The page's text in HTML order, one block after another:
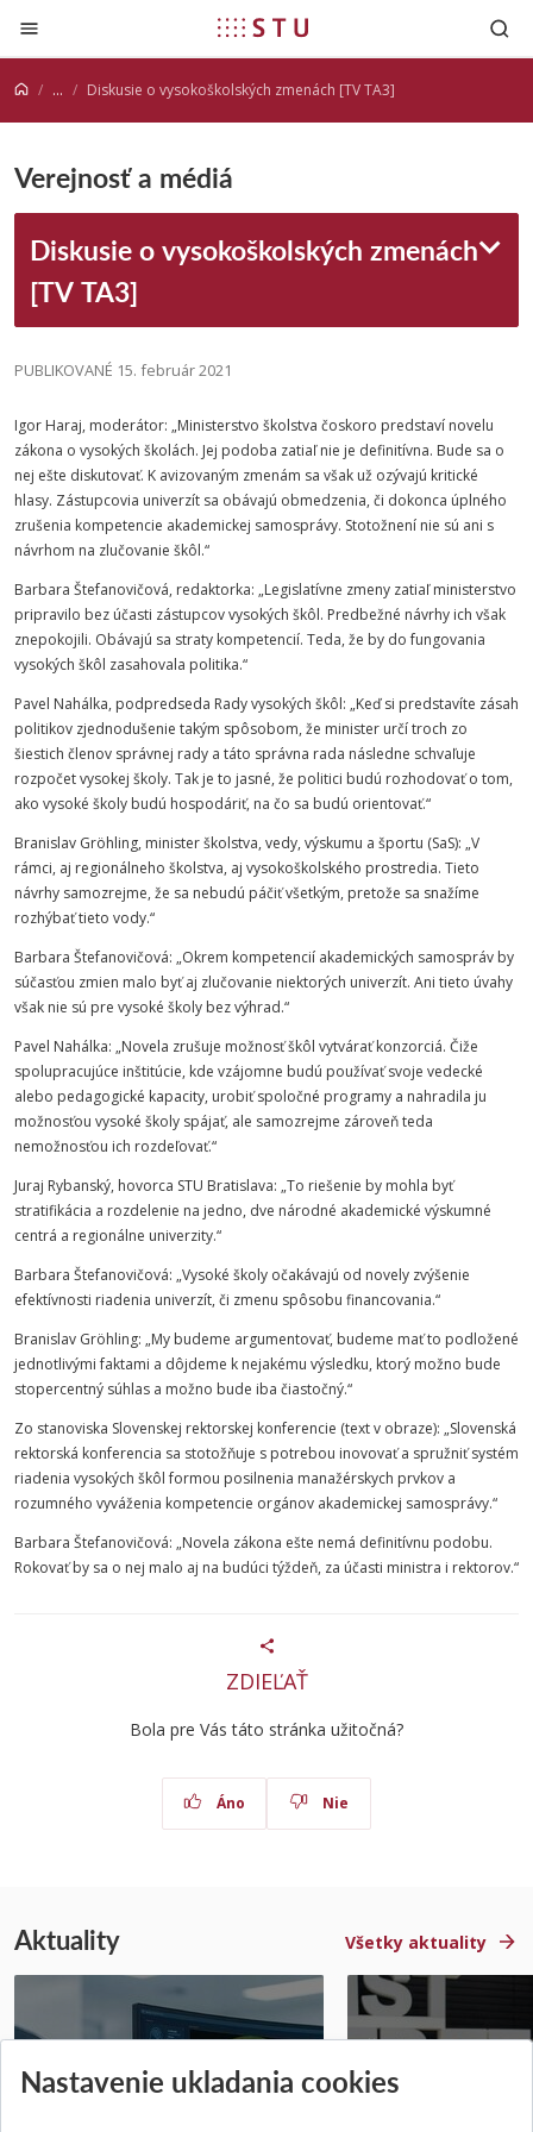
Prejsť na obsah
... Diskusie o vysokoškolských zmenách [TV TA3]
Verejnosť a médiá
Diskusie o vysokoškolských zmenách
[TV TA3]
PUBLIKOVANÉ 15. február 2021
Igor Haraj, moderátor: „Ministerstvo školstva čoskoro predstaví novelu
zákona o vysokých školách. Jej podoba zatiaľ nie je definitívna. Bude sa o
nej ešte diskutovať. K avizovaným zmenám sa však už ozývajú kritické
hlasy. Zástupcovia univerzít sa obávajú obmedzenia, či dokonca úplného
zrušenia kompetencie akademickej samosprávy. Stotožnení nie sú ani s
návrhom na zlučovanie škôl.“
Barbara Štefanovičová, redaktorka: „Legislatívne zmeny zatiaľ ministerstvo
pripravilo bez účasti zástupcov vysokých škôl. Predbežné návrhy ich však
znepokojili. Obávajú sa straty kompetencií. Teda, že by do fungovania
vysokých škôl zasahovala politika.“
Pavel Nahálka, podpredseda Rady vysokých škôl: „Keď si predstavíte zásah
politikov zjednodušenie takým spôsobom, že minister určí troch zo
šiestich členov správnej rady a táto správna rada následne schvaľuje
rozpočet vysokej školy. Tak je to jasné, že politici budú rozhodovať o tom,
ako vysoké školy budú hospodáriť, na čo sa budú orientovať.“
Branislav Gröhling, ministerškolstva, vedy, výskumu a športu (SaS): „V
rámci, aj regionálneho školstva, aj vysokoškolského prostredia. Tieto
návrhy samozrejme, že sa nebudú páčiť všetkým, pretože sa snažíme
rozhýbať tieto vody.“
Barbara Štefanovičová: „Okrem kompetencií akademických samospráv by
súčasťou zmien malo byť aj zlučovanie niektorých univerzít. Ani tieto úvahy
však nie sú pre vysoké školy bez výhrad.“
Pavel Nahálka: „Novela zrušuje možnosť škôl vytvárať konzorciá. Čiže
spolupracujúce inštitúcie, kde vzájomne budú používať svoje vedecké
alebo pedagogické kapacity, urobiť spoločné programy a nahradila ju
možnosťou vysoké školy spájať, ale samozrejme zároveň teda
nemožnosťou ich rozdeľovať.“
Juraj Rybanský, hovorca STU Bratislava: „To riešenie by mohla byť
stratifikácia a rozdelenie na jedno, dve národné akademické výskumné
centrá a regionálne univerzity.“
Barbara Štefanovičová: „Vysoké školy očakávajú od novely zvýšenie
efektívnosti riadenia univerzít, či zmenu spôsobu financovania.“
Branislav Gröhling: „My budeme argumentovať, budeme mať to podložené
jednotlivými faktami a dôjdeme k nejakému výsledku, ktorý možno bude
stopercentný súhlas a možno bude iba čiastočný.“
Zo stanoviska Slovenskej rektorskej konferencie (text v obraze): „Slovenská
rektorská konferencia sa stotožňuje s potrebou inovovať a spružniť systém
riadenia vysokých škôl formou posilnenia manažérskych prvkov a
rozumného vyváženia kompetencie orgánov akademickej samosprávy.“
Barbara Štefanovičová: „Novela zákona ešte nemá definitívnu podobu.
Rokovať by sa o nej malo aj na budúci týždeň, za účasti ministra i rektorov.“
ZDIEĽAŤ
Bola pre Vás táto stránka užitočná?
Áno Nie
Aktuality Všetky aktuality
Europe na posilnenie
Študentský tím z
jediný zastupoval
Nastavenie ukladania cookies